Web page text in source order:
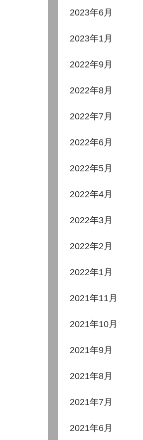
2023年6月
2023年1月
2022年9月
2022年8月
2022年7月
2022年6月
2022年5月
2022年4月
2022年3月
2022年2月
2022年1月
2021年11月
2021年10月
2021年9月
2021年8月
2021年7月
2021年6月